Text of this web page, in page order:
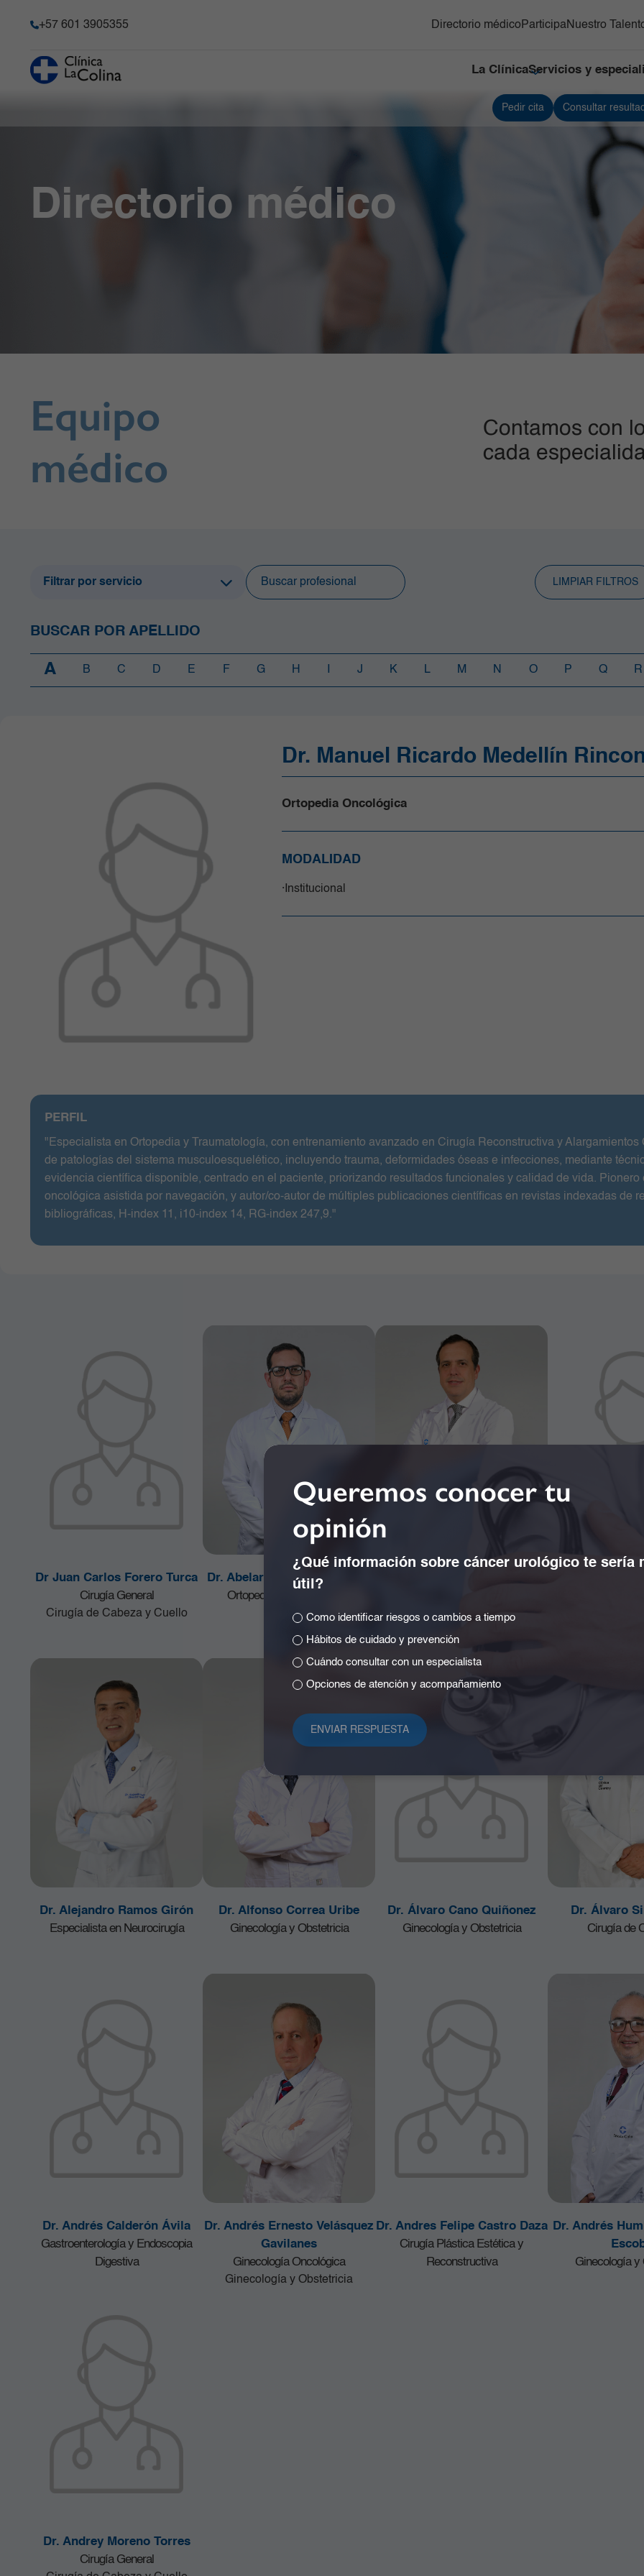
+57 601 3905355 Directorio médico ParticipaNuestro
La Clínica
Memoria de sostenibilidad
Reconocimientos y certificaciones
Servicios y
Laboratorio Clínico
y Patología
Diagnósticas
Unidad de Cuidado
Cirugía Bariátrica y
Metabólica
Neurociencias
Medicina
Cardiovascular
Gastroenterología
Pedir cita Consultar
Directorio médico
Equipo
médico
Contamos con
cada
Filtrar por servicio
Cirugía Bariátrica y Metabólica
Cirugía de Columna
Medicina Interna
Neurociencias
Ortopedia y traumatología
Radiología e Imágenes Diagnósticas
Servicio de Medicina Cardiovascular
Servicios de Apoyo
Unidad de Cuidado Crítico
Especializado (UCI)
Unidad de Quimioterapia
Urgencias
LIMPIAR FILTROS
BUSCAR POR APELLIDO
A B C D E F G H J K L M N O P Q R
Dr. Manuel Ricardo Medellín
Ortopedia Oncológica
MODALIDAD
Institucional
PERFIL
"Especialista en Ortopedia y Traumatología, con entrenamiento avanzado en Cirugía Reconstructiva y
de patologías del sistema musculoesquelético, incluyendo trauma, deformidades óseas e infecciones, mediante
evidencia científica disponible, centrado en el paciente, priorizando resultados funcionales y calidad de vida.
oncológica asistida por navegación, y autor/co-autor de múltiples publicaciones científicas en revistas indexadas de
bibliográficas, H-index 11, i10-index 14, RG-index 247,9."
Dr Juan Carlos Forero Turca
Cirugía General
Cirugía de Cabeza y Cuello
Dr. Abelardo Tinoco Galeano
Ortopedia y Traumatología
Digestiva
Endoscopia terapéutica
Dr. Alejandro
Dr. Alejandro Ramos Girón
Especialista en Neurocirugía
Dr. Alfonso Correa Uribe
Ginecología y Obstetricia
Dr. Álvaro Cano Quiñonez
Ginecología y Obstetricia
Dr. Álvaro
Cirugía de
Dr. Andrés Calderón Ávila
Gastroenterología y Endoscopia
Digestiva
Dr. Andrés Ernesto Velásquez
Gavilanes
Ginecología Oncológica
Ginecología y Obstetricia
Dr. Andres Felipe Castro Daza
Cirugía Plástica Estética y
Reconstructiva
Dr. Andrés
Ginecología y
Dr. Andrey Moreno Torres
Cirugía General
Queremos conocer tu
opinión
¿Qué información sobre cáncer urológico te sería
útil?
Como identificar riesgos o cambios a tiempo
Hábitos de cuidado y prevención
Cuándo consultar con un especialista
Opciones de atención y acompañamiento